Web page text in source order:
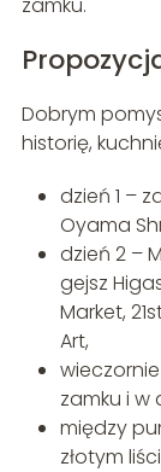
Dobrym
historię,
dzień 1 –
Oyama
dzień 2 –
gejsz
Market,
Art,
zamku i w
między
złotym